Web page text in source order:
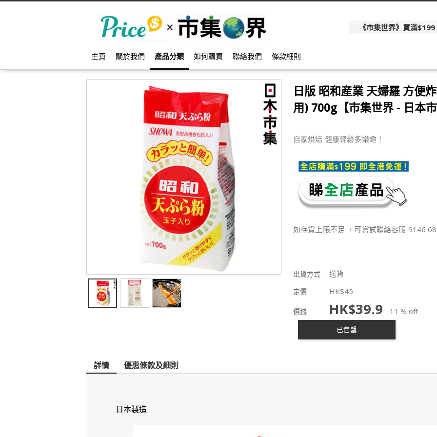
《市集世界》買滿
主頁 關於我們 產品分類 如何購買 聯絡我們 條款細則
日版 昭和産業 天婦羅 方便
用) 700g【市集世界 - 日本
自家烘焙 健康輕鬆多樂趣！
如存貨上限不足 ，可嘗試聯絡客服 9146
出貨方式 送貨
定價 HK$45
價錢 HK$39.9 11 % off
已售罄
詳情 優惠條款及細則
日本製造